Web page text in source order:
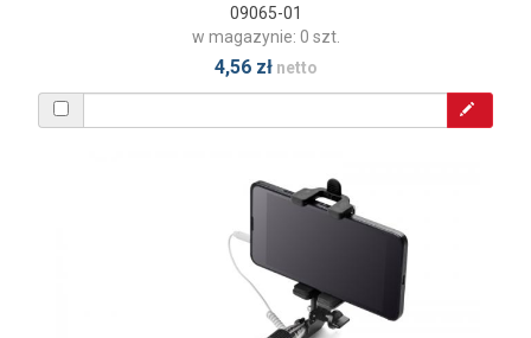
09065-01
w magazynie: 0 szt.
4,56 złnetto